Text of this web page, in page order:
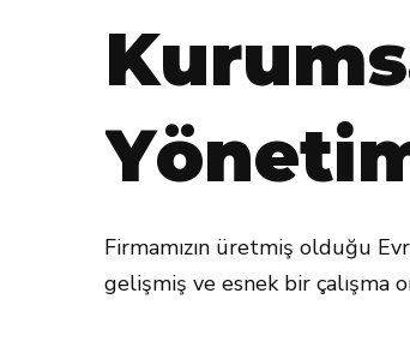
Kurums
Yöneti
Firmamızın üretmiş olduğu
gelişmiş ve esnek bir çalışma